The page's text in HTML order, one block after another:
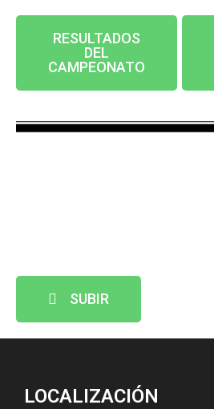
RESULTADOS
DEL
CAMPEONATO
SUBIR
LOCALIZACIÓN